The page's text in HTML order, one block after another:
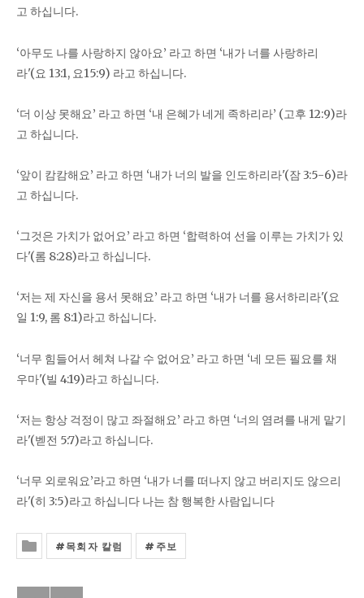
고 하십니다.
‘아무도 나를 사랑하지 않아요’ 라고 하면 ‘내가 너를 사랑하리
라'(요 13:1, 요15:9) 라고 하십니다.
‘더 이상 못해요’ 라고 하면 ‘내 은혜가 네게 족하리라’ (고후 12:9)라
고 하십니다.
‘앞이 캄캄해요’ 라고 하면 ‘내가 너의 발을 인도하리라'(잠 3:5-6)라
고 하십니다.
‘그것은 가치가 없어요’ 라고 하면 ‘합력하여 선을 이루는 가치가 있
다'(롬 8:28)라고 하십니다.
‘저는 제 자신을 용서 못해요’ 라고 하면 ‘내가 너를 용서하리라'(요
일 1:9, 롬 8:1)라고 하십니다.
‘너무 힘들어서 헤쳐 나갈 수 없어요’ 라고 하면 ‘네 모든 필요를 채
우마'(빌 4:19)라고 하십니다.
‘저는 항상 걱정이 많고 좌절해요’ 라고 하면 ‘너의 염려를 내게 맡기
라'(벧전 5:7)라고 하십니다.
‘너무 외로워요’라고 하면 ‘내가 너를 떠나지 않고 버리지도 않으리
라'(히 3:5)라고 하십니다 나는 참 행복한 사람입니다
목회자 칼럼 주보